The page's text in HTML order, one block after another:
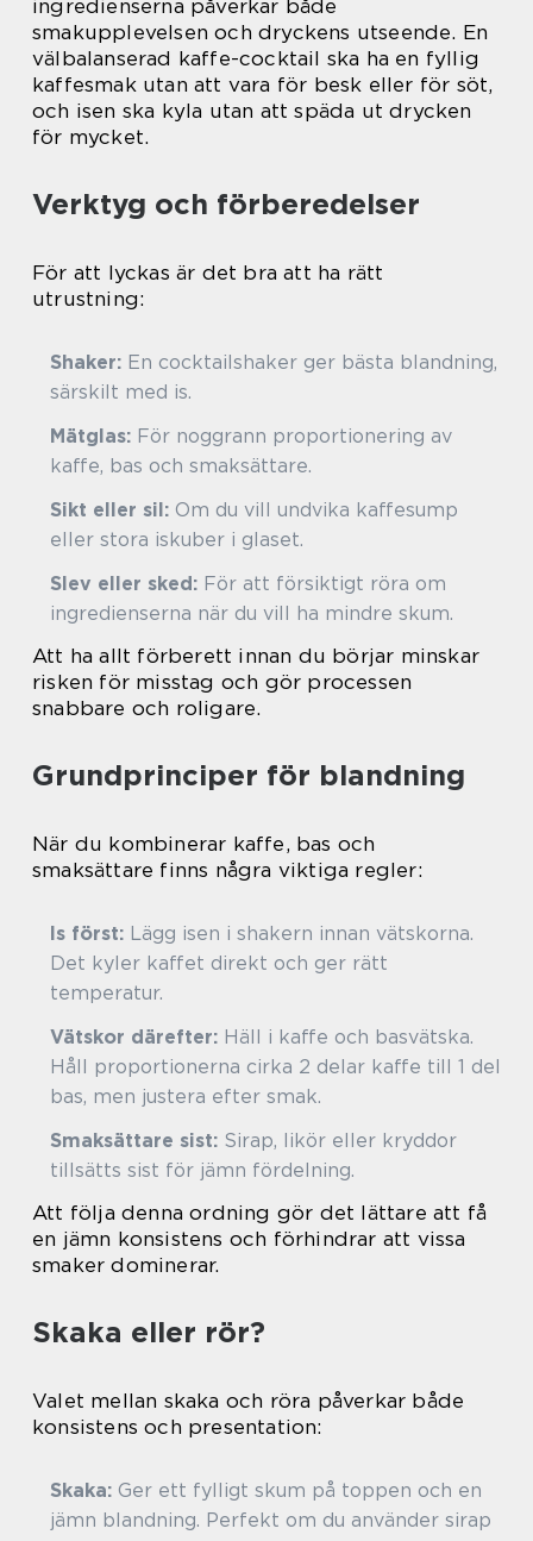
ingredienserna påverkar både
smakupplevelsen och dryckens utseende. En
välbalanserad kaffe-cocktail ska ha en fyllig
kaffesmak utan att vara för besk eller för söt,
och isen ska kyla utan att späda ut drycken
för mycket.
Verktyg och förberedelser
För att lyckas är det bra att ha rätt
utrustning:
Shaker: En cocktailshaker ger bästa blandning,
särskilt med is.
Mätglas: För noggrann proportionering av
kaffe, bas och smaksättare.
Sikt eller sil: Om du vill undvika kaffesump
eller stora iskuber i glaset.
Slev eller sked: För att försiktigt röra om
ingredienserna när du vill ha mindre skum.
Att ha allt förberett innan du börjar minskar
risken för misstag och gör processen
snabbare och roligare.
Grundprinciper för blandning
När du kombinerar kaffe, bas och
smaksättare finns några viktiga regler:
Is först: Lägg isen i shakern innan vätskorna.
Det kyler kaffet direkt och ger rätt
temperatur.
Vätskor därefter: Häll i kaffe och basvätska.
Håll proportionerna cirka 2 delar kaffe till 1 del
bas, men justera efter smak.
Smaksättare sist: Sirap, likör eller kryddor
tillsätts sist för jämn fördelning.
Att följa denna ordning gör det lättare att få
en jämn konsistens och förhindrar att vissa
smaker dominerar.
Skaka eller rör?
Valet mellan skaka och röra påverkar både
konsistens och presentation:
Skaka: Ger ett fylligt skum på toppen och en
jämn blandning. Perfekt om du använder sirap